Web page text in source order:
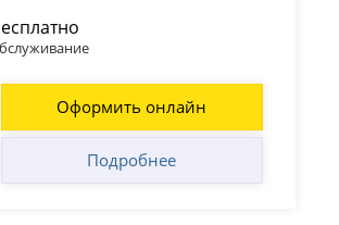
Оформить онлайн
Подробнее